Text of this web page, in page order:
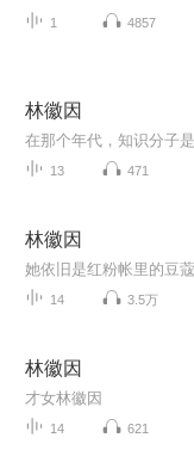
1 4857
林徽因
13 471
林徽因
14 3.5万
林徽因
才女林徽因
14 621